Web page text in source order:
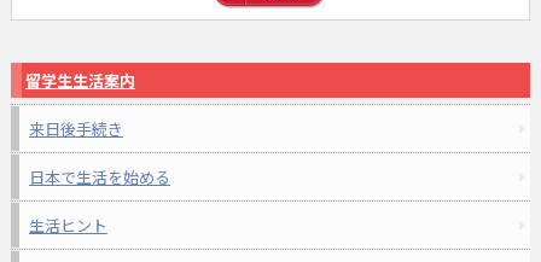
留学生生活案内
来日後手続き
日本で生活を始める
生活ヒント